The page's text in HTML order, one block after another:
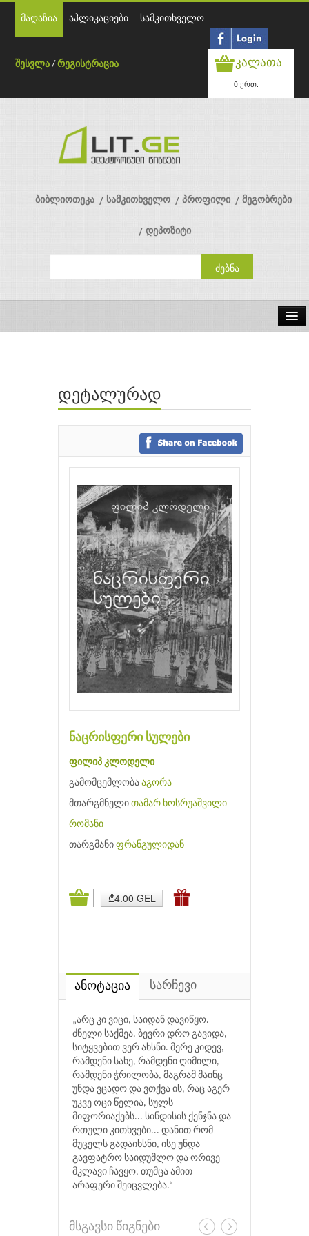
მაღაზია აპლიკაციები სამკითხველო
შესვლა /რეგისტრაცია კალათა
0 ერთ.
ბიბლიოთეკა სამკითხველო პროფილი მეგობრები
დეპოზიტი
ავტორები
გამომცემლობები
დეტალურად
ნაცრისფერი სულები
ფილიპ კლოდელი
გამომცემლობა აგორა
მთარგმნელი თამარ ხოსრუაშვილი
რომანი
თარგმანი ფრანგულიდან
₾4.00 GEL
ანოტაცია სარჩევი
„არც კი ვიცი, საიდან დავიწყო.
ძნელი საქმეა. ბევრი დრო გავიდა,
სიტყვებით ვერ ახსნი. მერე კიდევ,
რამდენი სახე, რამდენი ღიმილი,
რამდენი ჭრილობა, მაგრამ მაინც
უნდა ვცადო და ვთქვა ის, რაც აგერ
უკვე ოცი წელია, სულს
მიფორიაქებს... სინდისის ქენჯნა და
რთული კითხვები... დანით რომ
მუცელს გადაიხსნი, ისე უნდა
გავფატრო საიდუმლო და ორივე
მკლავი ჩავყო, თუმცა ამით
არაფერი შეიცვლება.“
მსგავსი წიგნები